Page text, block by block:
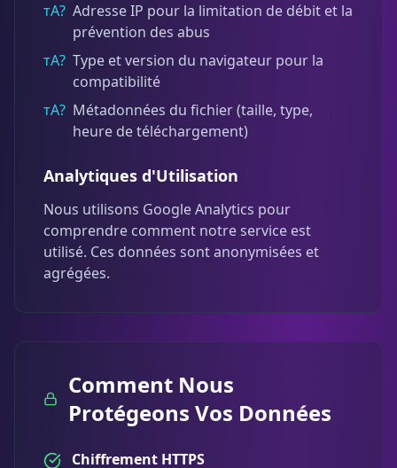
тА? Adresse IP pour la limitation de débit et la
prévention des abus
тА? Type et version du navigateur pour la
compatibilité
тА? Métadonnées du fichier (taille, type,
heure de téléchargement)
Analytiques d'Utilisation
Nous utilisons Google Analytics pour
comprendre comment notre service est
utilisé. Ces données sont anonymisées et
agrégées.
Comment Nous
Protégeons Vos Données
Chiffrement HTTPS